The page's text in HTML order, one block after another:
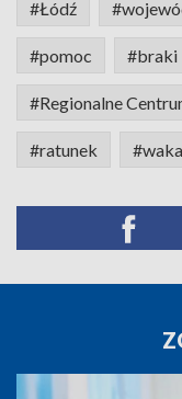
#Łódź
#pomoc #braki
#Regionalne
#ratunek